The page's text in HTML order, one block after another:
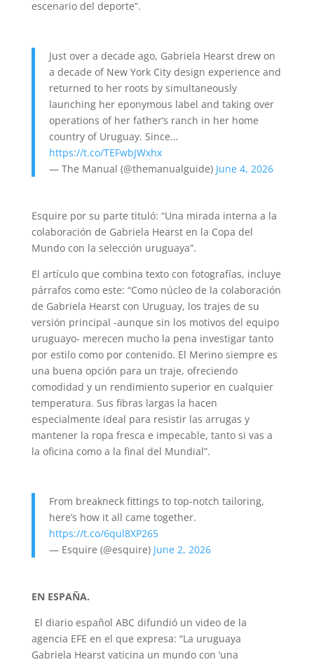
escenario del deporte”.
Just over a decade ago, Gabriela Hearst drew on
a decade of New York City design experience and
returned to her roots by simultaneously
launching her eponymous label and taking over
operations of her father’s ranch in her home
country of Uruguay. Since…
https://t.co/TEFwbJWxhx
— The Manual (@themanualguide) June 4, 2026
Esquire por su parte tituló: “Una mirada interna a la
colaboración de Gabriela Hearst en la Copa del
Mundo con la selección uruguaya”.
El artículo que combina texto con fotografías, incluye
párrafos como este: “Como núcleo de la colaboración
de Gabriela Hearst con Uruguay, los trajes de su
versión principal -aunque sin los motivos del equipo
uruguayo- merecen mucho la pena investigar tanto
por estilo como por contenido. El Merino siempre es
una buena opción para un traje, ofreciendo
comodidad y un rendimiento superior en cualquier
temperatura. Sus fibras largas la hacen
especialmente ideal para resistir las arrugas y
mantener la ropa fresca e impecable, tanto si vas a
la oficina como a la final del Mundial”.
From breakneck fittings to top-notch tailoring,
here’s how it all came together.
https://t.co/6qul8XP265
— Esquire (@esquire) June 2, 2026
EN ESPAÑA.
El diario español ABC difundió un video de la
agencia EFE en el que expresa: “La uruguaya
Gabriela Hearst vaticina un mundo con ‘una